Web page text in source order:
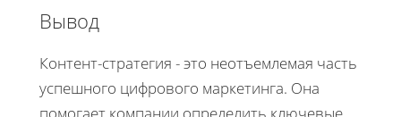
Вывод
Контент-стратегия - это неотъемлемая часть
успешного цифрового маркетинга. Она